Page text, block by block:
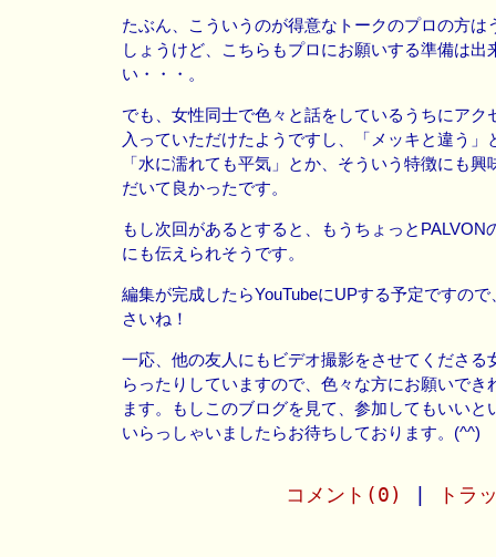
たぶん、こういうのが得意なトークのプロの方は
しょうけど、こちらもプロにお願いする準備は出
い・・・。
でも、女性同士で色々と話をしているうちにアク
入っていただけたようですし、「メッキと違う」
「水に濡れても平気」とか、そういう特徴にも興
だいて良かったです。
もし次回があるとすると、もうちょっとPALVON
にも伝えられそうです。
編集が完成したらYouTubeにUPする予定ですの
さいね！
一応、他の友人にもビデオ撮影をさせてくださる
らったりしていますので、色々な方にお願いでき
ます。もしこのブログを見て、参加してもいいと
いらっしゃいましたらお待ちしております。(^^)
コメント(0) トラ